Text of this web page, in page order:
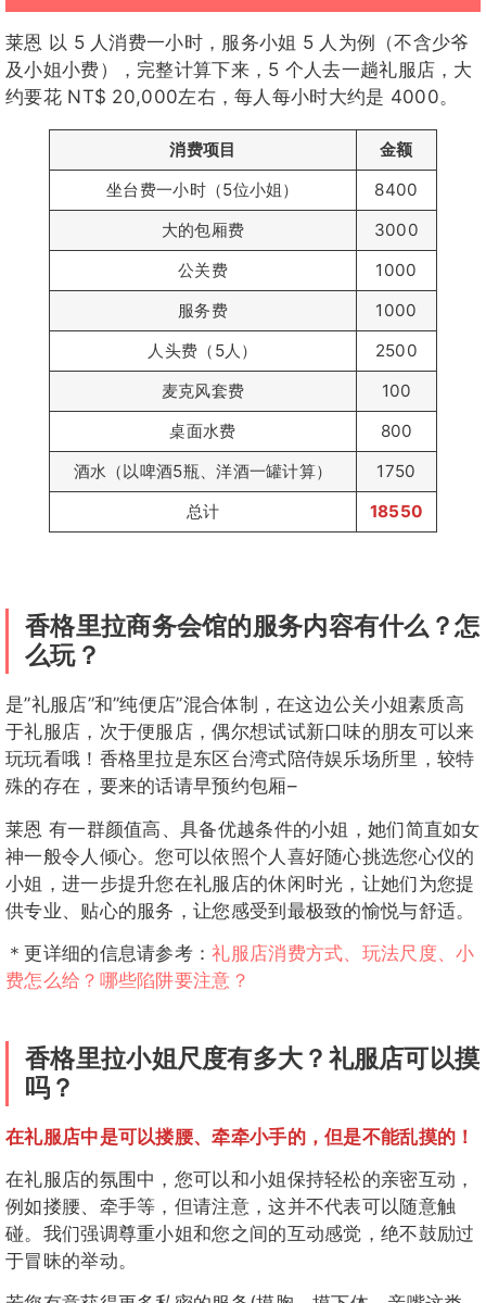
莱恩 以 5 人消费一小时，服务小姐 5 人为例（不含少爷
及小姐小费），完整计算下来，5 个人去一趟礼服店，大
约要花 NT$ 20,000左右，每人每小时大约是 4000。
消费项目
金额
坐台费一小时（5位小姐）
8400
大的包厢费
3000
公关费
1000
服务费
1000
人头费（5人）
2500
麦克风套费
100
桌面水费
800
酒水（以啤酒5瓶、洋酒一罐计算）
1750
总计
18550
香格里拉商务会馆的服务内容有什么？怎
么玩？
是”礼服店”和”纯便店”混合体制，在这边公关小姐素质高
于礼服店，次于便服店，偶尔想试试新口味的朋友可以来
玩玩看哦！香格里拉是东区台湾式陪侍娱乐场所里，较特
殊的存在，要来的话请早预约包厢–
莱恩 有一群颜值高、具备优越条件的小姐，她们简直如女
神一般令人倾心。您可以依照个人喜好随心挑选您心仪的
小姐，进一步提升您在礼服店的休闲时光，让她们为您提
供专业、贴心的服务，让您感受到最极致的愉悦与舒适。
＊更详细的信息请参考：礼服店消费方式、玩法尺度、小
费怎么给？哪些陷阱要注意？
香格里拉小姐尺度有多大？礼服店可以摸
吗？
在礼服店中是可以搂腰、牵牵小手的，但是不能乱摸的！
在礼服店的氛围中，您可以和小姐保持轻松的亲密互动，
例如搂腰、牵手等，但请注意，这并不代表可以随意触
碰。我们强调尊重小姐和您之间的互动感觉，绝不鼓励过
于冒昧的举动。